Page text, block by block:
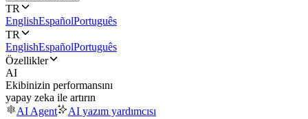
TR
EnglishEspañolPortuguês
TR
EnglishEspañolPortuguês
Özellikler
AI
Ekibinizin performansını
yapay zeka ile artırın
AI Agent
AI yazım yardımcısı